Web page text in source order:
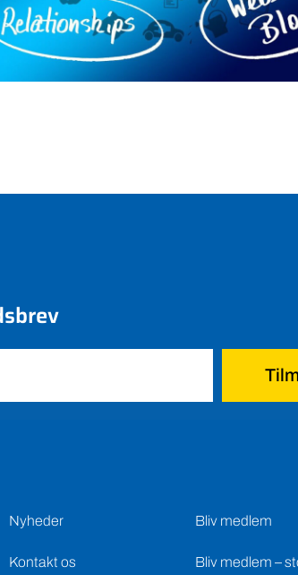
Nyheder
Kontakt os
Bliv medlem
Bliv medlem –